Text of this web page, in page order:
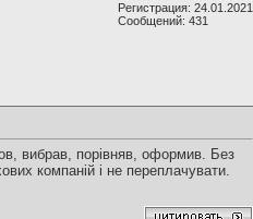
Регистрация: 24.01.2021
Сообщений: 431
вибрав, порівняв, оформив. Без
компаній і не переплачувати.